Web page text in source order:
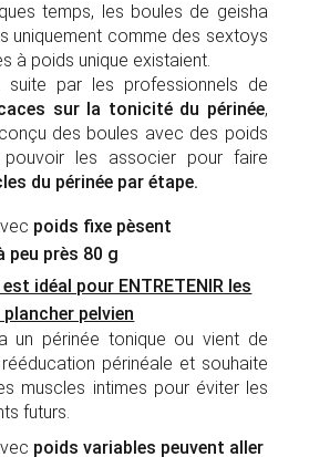
temps, les boules de geisha
uniquement comme des sextoys
à poids unique existaient.
suite par les professionnels de
sur la tonicité du périnée,
des boules avec des poids
les associer pour faire
du périnée par étape.
poids fixe pèsent
peu près 80 g
idéal pour ENTRETENIR les
pelvien
un périnée tonique ou vient de
périnéale et souhaite
muscles intimes pour éviter les
futurs.
poids variables peuvent aller